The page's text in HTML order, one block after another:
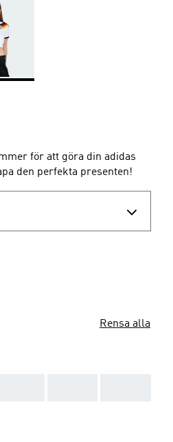
för att göra din adidas
den perfekta presenten!
Rensa alla